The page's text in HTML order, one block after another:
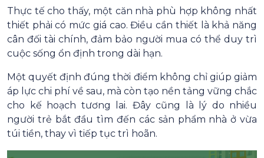
Thực tế cho thấy, một căn nhà phù hợp không nhất
thiết phải có mức giá cao. Điều cần thiết là khả năng
cân đối tài chính, đảm bảo người mua có thể duy trì
cuộc sống ổn định trong dài hạn.
Một quyết định đúng thời điểm không chỉ giúp giảm
áp lực chi phí về sau, mà còn tạo nền tảng vững chắc
cho kế hoạch tương lai. Đây cũng là lý do nhiều
người trẻ bắt đầu tìm đến các sản phẩm nhà ở vừa
túi tiền, thay vì tiếp tục trì hoãn.